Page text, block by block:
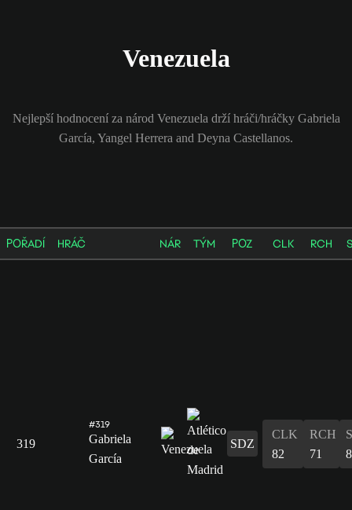
Venezuela
Nejlepší hodnocení za národ Venezuela drží hráči/hráčky Gabriela
García, Yangel Herrera and Deyna Castellanos.
POŘADÍ HRÁČ NÁR TÝM POZ CLK RCH
319
#319
Gabriela
García
SDZ
CLK
82
RCH
71